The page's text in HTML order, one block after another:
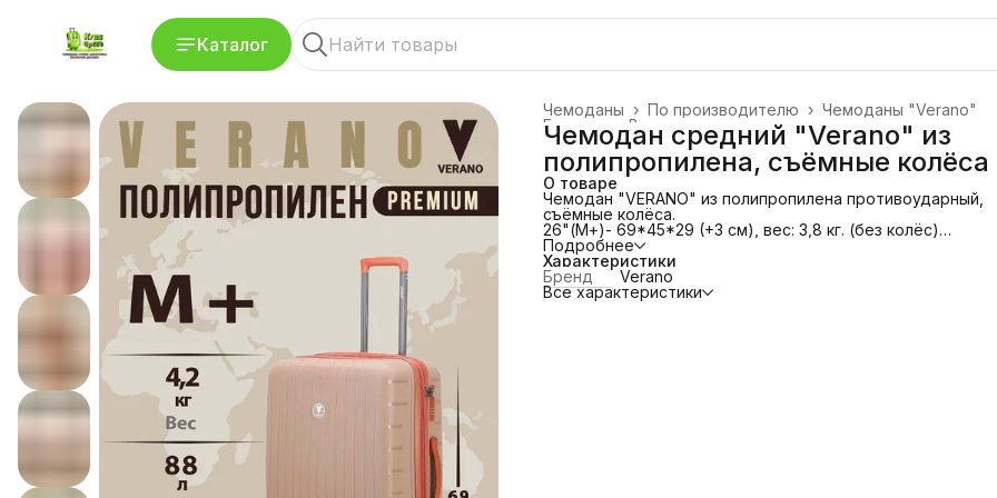
Каталог
Чемоданы "Verano"
По производителю ›
Чемоданы ›
Все товары
Главная
Чемодан средний "Verano" из
полипропилена, съёмные колёса
О товаре
Чемодан "VERANO" из полипропилена противоударный,
съёмные колёса.
26"(М+)- 69*45*29 (+3 см), вес: 3,8 кг. (без колёс)
Имеет четыре полиуретановых сдвоенных колеса.
360°.
Колёса съёмные!
Телескопическую алюминиевую и 2 дополнительные
прорезиненные ручки.
Подробнее
Характеристики
Бренд
Verano
Все характеристики